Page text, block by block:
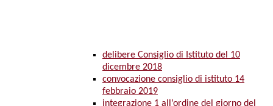
delibere Consiglio di Istituto del 10
dicembre 2018
convocazione consiglio di istituto 14
febbraio 2019
integrazione 1 all’ordine del giorno del